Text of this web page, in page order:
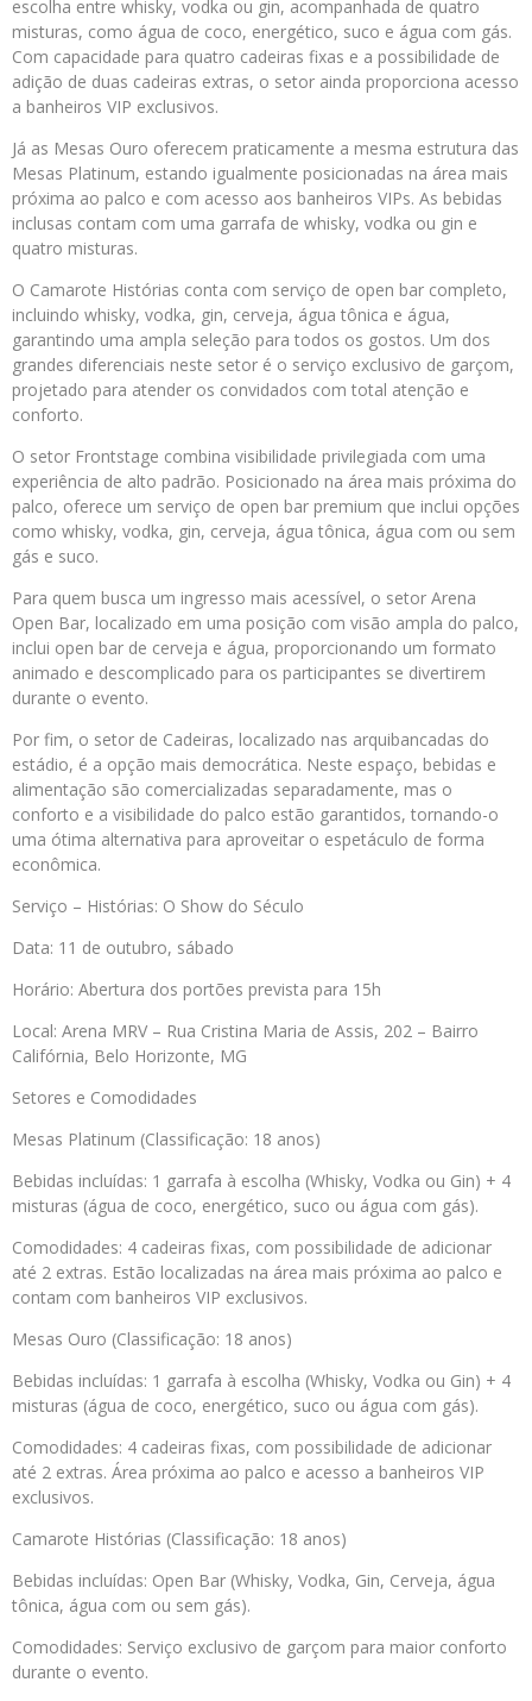
escolha entre whisky, vodka ou gin, acompanhada de quatro
misturas, como água de coco, energético, suco e água com gás.
Com capacidade para quatro cadeiras fixas e a possibilidade de
adição de duas cadeiras extras, o setor ainda proporciona acesso
a banheiros VIP exclusivos.
Já as Mesas Ouro oferecem praticamente a mesma estrutura das
Mesas Platinum, estando igualmente posicionadas na área mais
próxima ao palco e com acesso aos banheiros VIPs. As bebidas
inclusas contam com uma garrafa de whisky, vodka ou gin e
quatro misturas.
O Camarote Histórias conta com serviço de open bar completo,
incluindo whisky, vodka, gin, cerveja, água tônica e água,
garantindo uma ampla seleção para todos os gostos. Um dos
grandes diferenciais neste setor é o serviço exclusivo de garçom,
projetado para atender os convidados com total atenção e
conforto.
O setor Frontstage combina visibilidade privilegiada com uma
experiência de alto padrão. Posicionado na área mais próxima do
palco, oferece um serviço de open bar premium que inclui opções
como whisky, vodka, gin, cerveja, água tônica, água com ou sem
gás e suco.
Para quem busca um ingresso mais acessível, o setor Arena
Open Bar, localizado em uma posição com visão ampla do palco,
inclui open bar de cerveja e água, proporcionando um formato
animado e descomplicado para os participantes se divertirem
durante o evento.
Por fim, o setor de Cadeiras, localizado nas arquibancadas do
estádio, é a opção mais democrática. Neste espaço, bebidas e
alimentação são comercializadas separadamente, mas o
conforto e a visibilidade do palco estão garantidos, tornando-o
uma ótima alternativa para aproveitar o espetáculo de forma
econômica.
Serviço – Histórias: O Show do Século
Data: 11 de outubro, sábado
Horário: Abertura dos portões prevista para 15h
Local: Arena MRV – Rua Cristina Maria de Assis, 202 – Bairro
Califórnia, Belo Horizonte, MG
Setores e Comodidades
Mesas Platinum (Classificação: 18 anos)
Bebidas incluídas: 1 garrafa à escolha (Whisky, Vodka ou Gin) + 4
misturas (água de coco, energético, suco ou água com gás).
Comodidades: 4 cadeiras fixas, com possibilidade de adicionar
até 2 extras. Estão localizadas na área mais próxima ao palco e
contam com banheiros VIP exclusivos.
Mesas Ouro (Classificação: 18 anos)
Bebidas incluídas: 1 garrafa à escolha (Whisky, Vodka ou Gin) + 4
misturas (água de coco, energético, suco ou água com gás).
Comodidades: 4 cadeiras fixas, com possibilidade de adicionar
até 2 extras. Área próxima ao palco e acesso a banheiros VIP
exclusivos.
Camarote Histórias (Classificação: 18 anos)
Bebidas incluídas: Open Bar (Whisky, Vodka, Gin, Cerveja, água
tônica, água com ou sem gás).
Comodidades: Serviço exclusivo de garçom para maior conforto
durante o evento.